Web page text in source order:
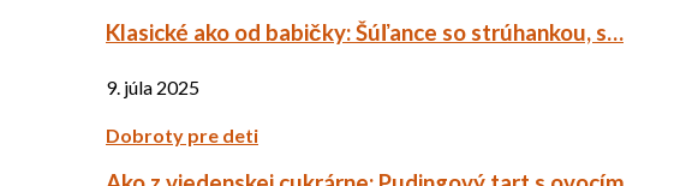
Klasické ako od babičky: Šúľance so strúhankou, s…
9. júla 2025
Dobroty pre deti